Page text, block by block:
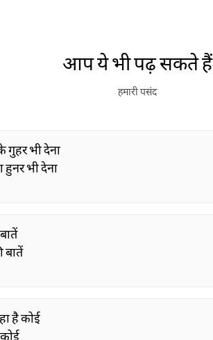
आप ये भी पढ़ सकते हैं
हमारी पसंद
गुहर भी देना
भी देना
बातें
है कोई